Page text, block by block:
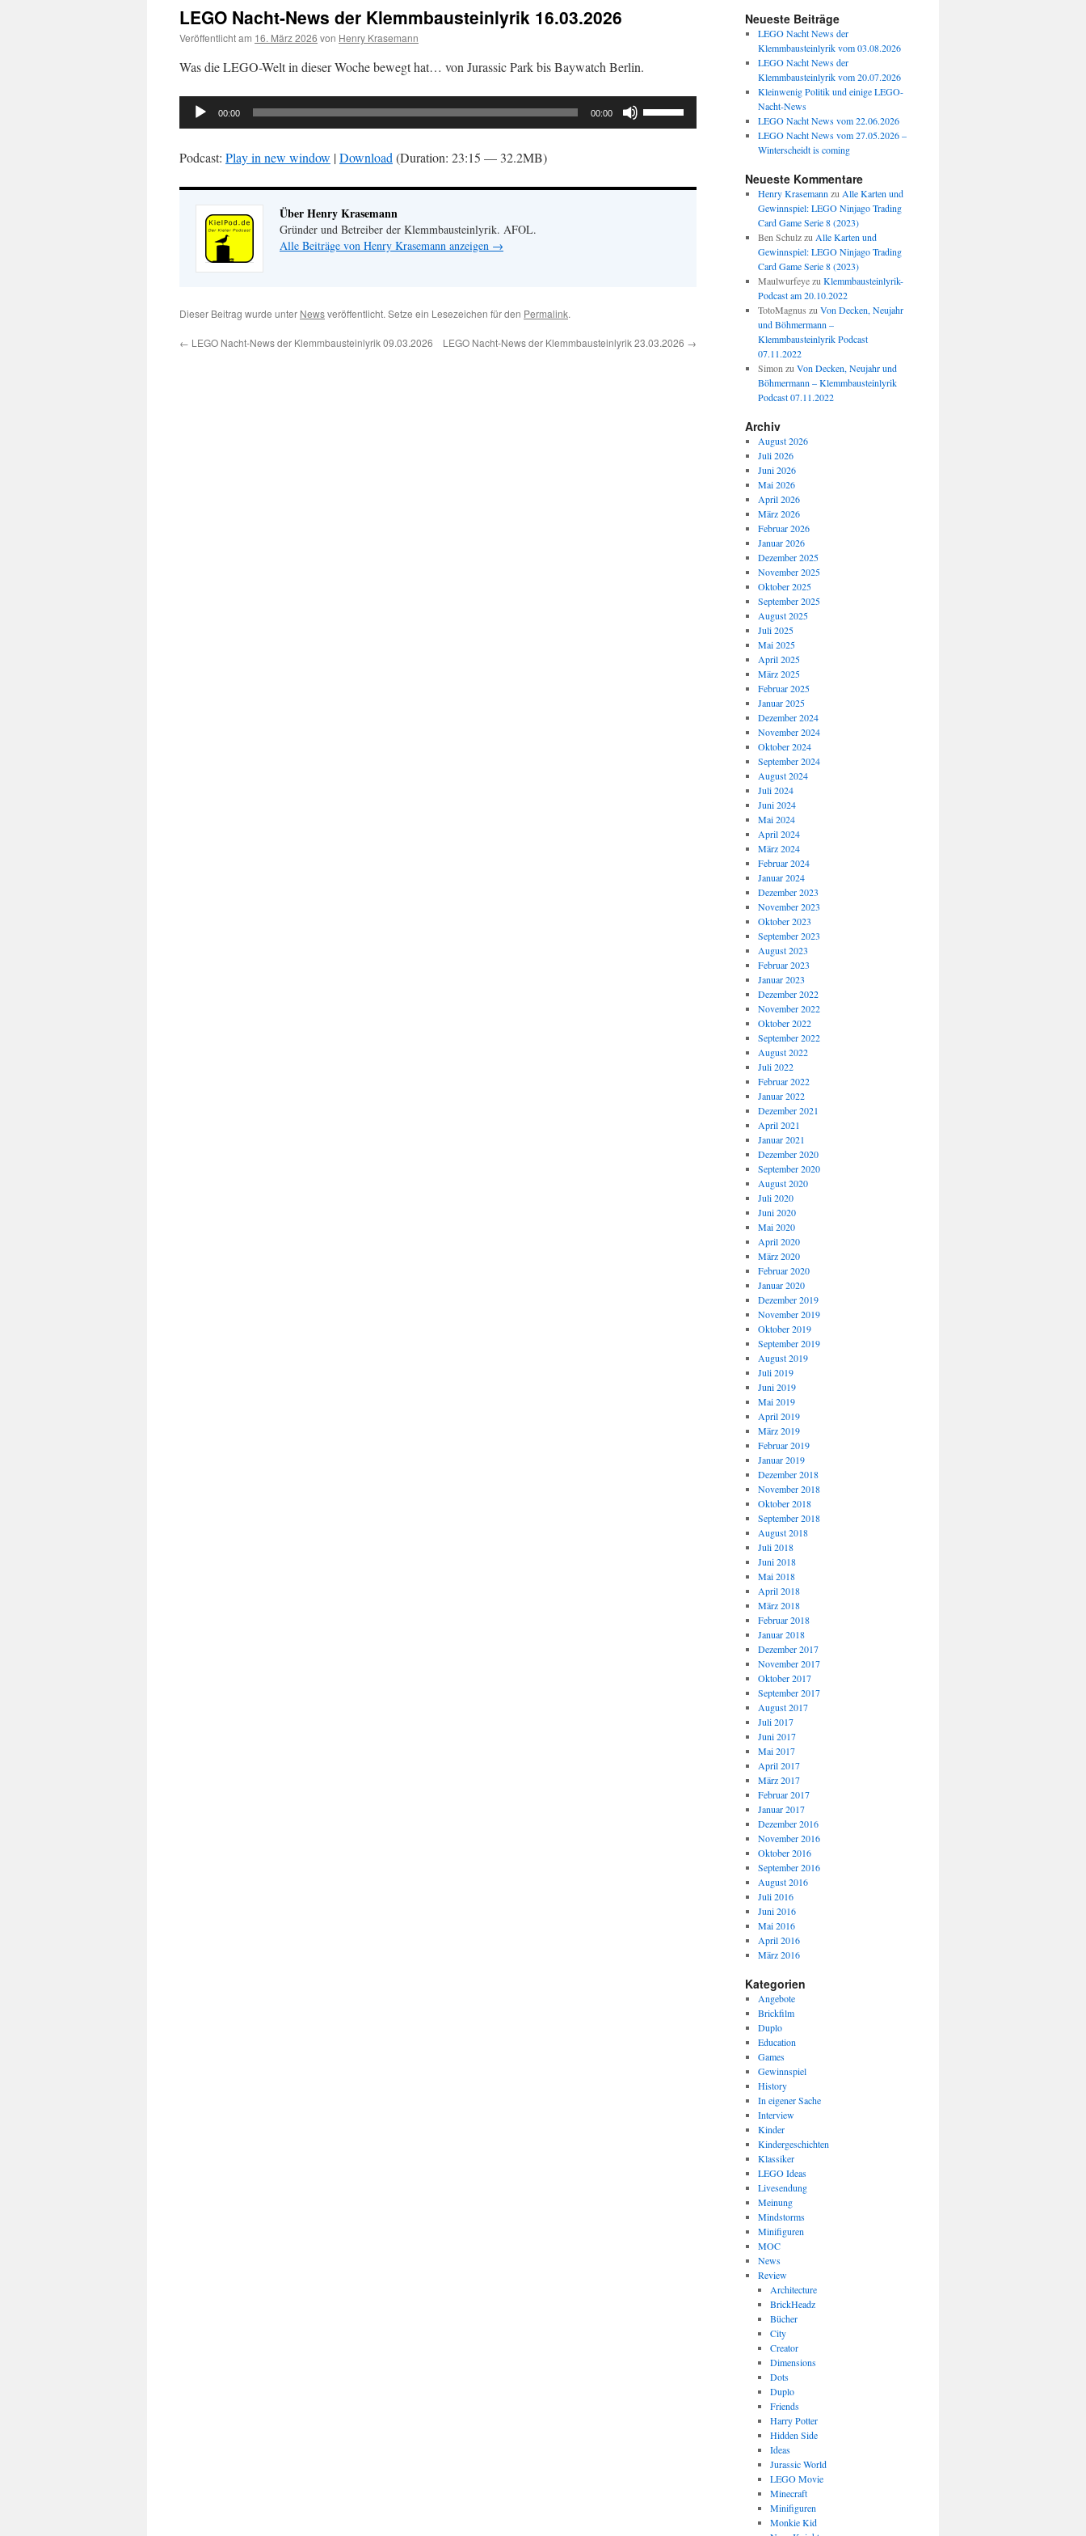
LEGO Nacht-News der Klemmbausteinlyrik 16.03.2026
Veröffentlicht am 16. März 2026 von Henry Krasemann
Was die LEGO-Welt in dieser Woche bewegt hat… von Jurassic Park bis Baywatch Berlin.
Audio-
00:00 00:00
Podcast: Play in new window |Download (Duration: 23:15 — 32.2MB)
Über Henry Krasemann
Gründer und Betreiber der Klemmbausteinlyrik. AFOL.
Alle Beiträge von Henry Krasemann anzeigen →
Dieser Beitrag wurde unter Newsveröffentlicht. Setze ein Lesezeichen für den Permalink.
← LEGO Nacht-News der Klemmbausteinlyrik 09.03.2026 LEGO Nacht-News der Klemmbausteinlyrik 23.03.2026 →
Neueste Beiträge
LEGO Nacht News der
Klemmbausteinlyrik vom 03.08.2026
LEGO Nacht News der
Klemmbausteinlyrik vom 20.07.2026
Kleinwenig Politik und einige LEGO-
Nacht-News
LEGO Nacht News vom 22.06.2026
LEGO Nacht News vom 27.05.2026 –
Winterscheidt is coming
Neueste Kommentare
Henry Krasemann zu Alle Karten und
Gewinnspiel: LEGO Ninjago Trading
Card Game Serie 8 (2023)
Ben Schulzzu Alle Karten und
Gewinnspiel: LEGO Ninjago Trading
Card Game Serie 8 (2023)
Maulwurfeyezu Klemmbausteinlyrik-
Podcast am 20.10.2022
TotoMagnus zu Von Decken, Neujahr
und Böhmermann –
Klemmbausteinlyrik Podcast
07.11.2022
Simon zu Von Decken, Neujahr und
Böhmermann – Klemmbausteinlyrik
Podcast 07.11.2022
Archiv
August 2026
Juli 2026
Juni 2026
Mai 2026
April 2026
März 2026
Februar 2026
Januar 2026
Dezember 2025
November 2025
Oktober 2025
September 2025
August 2025
Juli 2025
Mai 2025
April 2025
März 2025
Februar 2025
Januar 2025
Dezember 2024
November 2024
Oktober 2024
September 2024
August 2024
Juli 2024
Juni 2024
Mai 2024
April 2024
März 2024
Februar 2024
Januar 2024
Dezember 2023
November 2023
Oktober 2023
September 2023
August 2023
Februar 2023
Januar 2023
Dezember 2022
November 2022
Oktober 2022
September 2022
August 2022
Juli 2022
Februar 2022
Januar 2022
Dezember 2021
April 2021
Januar 2021
Dezember 2020
September 2020
August 2020
Juli 2020
Juni 2020
Mai 2020
April 2020
März 2020
Februar 2020
Januar 2020
Dezember 2019
November 2019
Oktober 2019
September 2019
August 2019
Juli 2019
Juni 2019
Mai 2019
April 2019
März 2019
Februar 2019
Januar 2019
Dezember 2018
November 2018
Oktober 2018
September 2018
August 2018
Juli 2018
Juni 2018
Mai 2018
April 2018
März 2018
Februar 2018
Januar 2018
Dezember 2017
November 2017
Oktober 2017
September 2017
August 2017
Juli 2017
Juni 2017
Mai 2017
April 2017
März 2017
Februar 2017
Januar 2017
Dezember 2016
November 2016
Oktober 2016
September 2016
August 2016
Juli 2016
Juni 2016
Mai 2016
April 2016
März 2016
Kategorien
Angebote
Brickfilm
Duplo
Education
Games
Gewinnspiel
History
In eigener Sache
Interview
Kinder
Kindergeschichten
Klassiker
LEGO Ideas
Livesendung
Meinung
Mindstorms
Minifiguren
MOC
News
Review
Architecture
BrickHeadz
Bücher
City
Creator
Dimensions
Dots
Duplo
Friends
Harry Potter
Hidden Side
Ideas
Jurassic World
LEGO Movie
Minecraft
Minifiguren
Monkie Kid